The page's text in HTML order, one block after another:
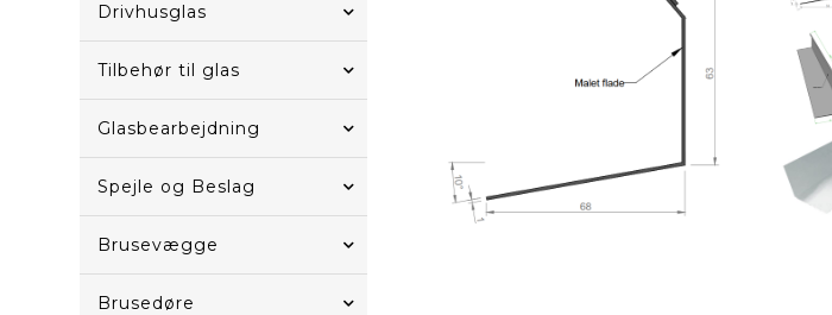
Drivhusglas
Tilbehør til glas
Glasbearbejdning
Spejle og Beslag
Brusevægge
Brusedøre